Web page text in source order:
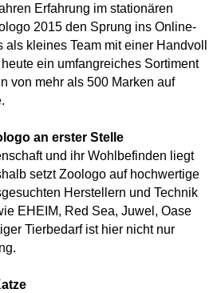
Erfahrung im stationären
2015 den Sprung ins Online-
als kleines Team mit einer Handvoll
ein umfangreiches Sortiment
von mehr als 500 Marken auf
an erster Stelle
und ihr Wohlbefinden liegt
setzt Zoologo auf hochwertige
Herstellern und Technik
EHEIM, Red Sea, Juwel, Oase
Tierbedarf ist hier nicht nur